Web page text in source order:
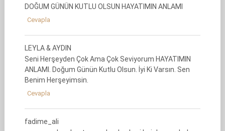
DOĞUM GÜNÜN KUTLU OLSUN HAYATIMIN ANLAMI
Cevapla
LEYLA & AYDIN
Seni Herşeyden Çok Ama Çok Seviyorum HAYATIMIN
ANLAMI. Doğum Günün Kutlu Olsun. İyi Ki Varsın. Sen
Benim Herşeyimsin.
Cevapla
fadime_ali